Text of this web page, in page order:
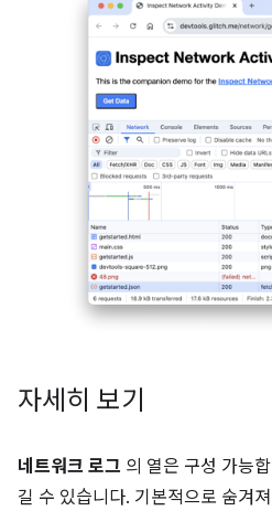
자세히 보기
네트워크 로그 의 열은 구성 가능
길 수 있습니다. 기본적으로 숨겨